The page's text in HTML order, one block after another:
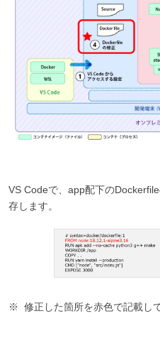
VS Codeで、app配下の
存します。
修正した箇所を赤色で記載し